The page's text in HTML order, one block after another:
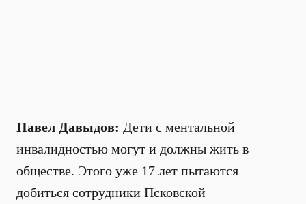
Павел Давыдов: Дети с ментальной
инвалидностью могут и должны жить в
обществе. Этого уже 17 лет пытаются
добиться сотрудники Псковской